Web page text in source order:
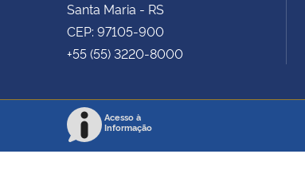
Santa Maria - RS
CEP: 97105-900
+55 (55) 3220-8000
Acesso à
Informação